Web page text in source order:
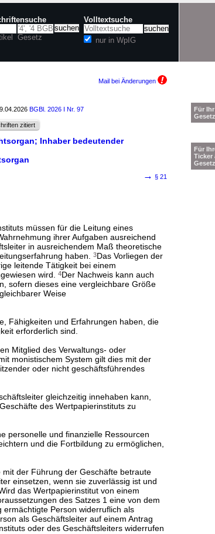
Gesetz
Volltextsuche
nur in WpIG
Mail bei Änderungen
BGBl. 2026 I Nr. 97
zitiert
Inhaber bedeutender
→ § 21
müssen für die Leitung eines
ihrer Aufgaben ausreichend
in ausreichendem Maß theoretische
haben.
3Das Vorliegen der
leitende Tätigkeit bei einem
wird.
4Der Nachweis kann auch
sofern dieses eine vergleichbare Größe
Weise
Fähigkeiten und Erfahrungen haben, die
erforderlich sind.
Mitglied des Verwaltungs- oder
monistischem System gilt dies mit der
oder nicht geschäftsführendes
gleichzeitig innehaben kann,
des Wertpapierinstituts zu
personelle und finanzielle Ressourcen
und die Fortbildung zu ermöglichen,
der Führung der Geschäfte betraute
einsetzen, wenn sie zuverlässig ist und
das Wertpapierinstitut von einem
des Satzes 1 eine von dem
Person widerruflich als
als Geschäftsleiter auf einem Antrag
oder des Geschäftsleiters widerrufen
Für
Für
Ticker